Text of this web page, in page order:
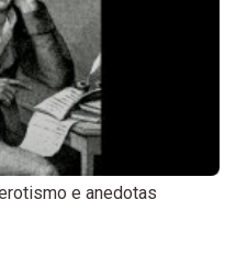
e anedotas